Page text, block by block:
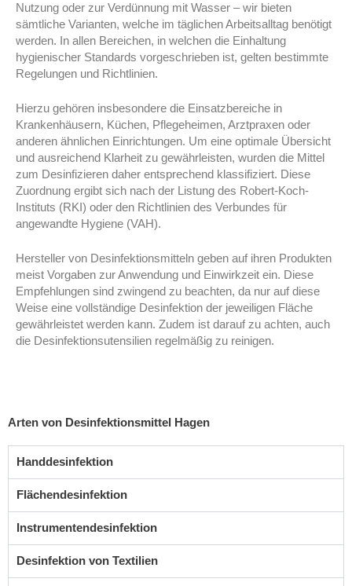
Nutzung oder zur Verdünnung mit Wasser – wir bieten
sämtliche Varianten, welche im täglichen Arbeitsalltag benötigt
werden. In allen Bereichen, in welchen die Einhaltung
hygienischer Standards vorgeschrieben ist, gelten bestimmte
Regelungen und Richtlinien.
Hierzu gehören insbesondere die Einsatzbereiche in
Krankenhäusern, Küchen, Pflegeheimen, Arztpraxen oder
anderen ähnlichen Einrichtungen. Um eine optimale Übersicht
und ausreichend Klarheit zu gewährleisten, wurden die Mittel
zum Desinfizieren daher entsprechend klassifiziert. Diese
Zuordnung ergibt sich nach der Listung des Robert-Koch-
Instituts (RKI) oder den Richtlinien des Verbundes für
angewandte Hygiene (VAH).
Hersteller von Desinfektionsmitteln geben auf ihren Produkten
meist Vorgaben zur Anwendung und Einwirkzeit ein. Diese
Empfehlungen sind zwingend zu beachten, da nur auf diese
Weise eine vollständige Desinfektion der jeweiligen Fläche
gewährleistet werden kann. Zudem ist darauf zu achten, auch
die Desinfektionsutensilien regelmäßig zu reinigen.
Arten von Desinfektionsmittel Hagen
Handdesinfektion
Flächendesinfektion
Instrumentendesinfektion
Desinfektion von Textilien